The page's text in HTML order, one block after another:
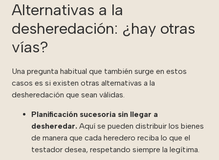
Alternativas a la
desheredación: ¿hay otras
vías?
Una pregunta habitual que también surge en estos
casos es si existen otras alternativas a la
desheredación que sean válidas.
Planificación sucesoria sin llegar a
desheredar. Aquí se pueden distribuir los bienes
de manera que cada heredero reciba lo que el
testador desea, respetando siempre la legítima.